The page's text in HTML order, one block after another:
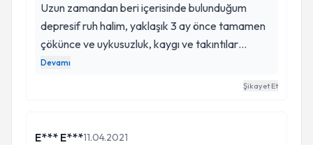
Uzun zamandan beri içerisinde bulunduğum
depresif ruh halim, yaklaşık 3 ay önce tamamen
çökünce ve uykusuzluk, kaygı ve takıntılar
dayanılmaz bir boyuta ulaşınca, bir çözüm
Ender Vardar ile o zaman tanıştım. Hipnoterapi
Devamı
Şikayet Et
E*** E***11.04.2021